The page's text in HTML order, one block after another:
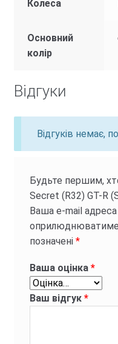
Колеса
Основний
колір
Відгуки
Відгуків немає,
Будьте першим,
Secret (R32) GT-R
Ваша e-mail
позначені *
Ваша оцінка *
Ваш відгук *